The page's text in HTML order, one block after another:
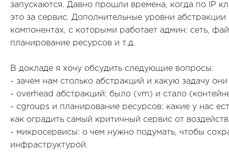
запускаются. Давно прошли времена, когда по IP
это за сервис. Дополнительные уровни абстракции
компонентах, с которыми работает админ: сеть,
планирование ресурсов и т.д.
В докладе я хочу обсудить следующие вопросы:
- зачем нам столько абстракций и какую задачу
- overhead абстракций: было (vm) и стало
- cgroups и планирование ресурсов: какие у нас
как оградить самый критичный сервис от
- микросервисы: о чем нужно подумать, чтобы
инфраструктурой.